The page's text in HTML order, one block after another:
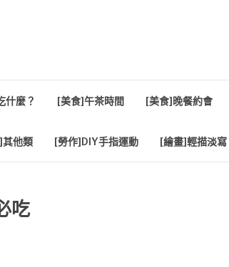
什麼？ [美食]午茶時間 [美食]晚餐約會
他類 [勞作]DIY手指運動 [繪畫]輕描淡寫
吃